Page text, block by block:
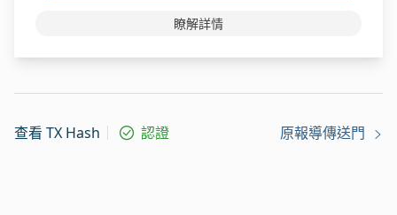
瞭解詳情
查看 TX Hash 認證 原報導傳送門